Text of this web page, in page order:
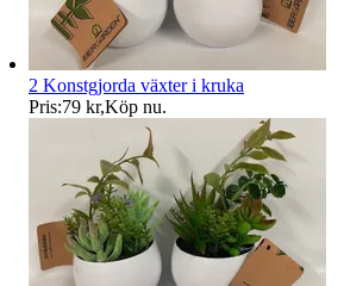
2 Konstgjorda växter i kruka
Pris:79 kr,Köp nu.